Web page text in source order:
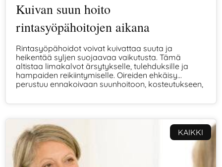
Kuivan suun hoito
rintasyöpähoitojen aikana
Rintasyöpähoidot voivat kuivattaa suuta ja
heikentää syljen suojaavaa vaikutusta. Tämä
altistaa limakalvot ärsytykselle, tulehduksille ja
hampaiden reikiintymiselle. Oireiden ehkäisy
perustuu ennakoivaan suunhoitoon, kosteutukseen,
KAIKKI